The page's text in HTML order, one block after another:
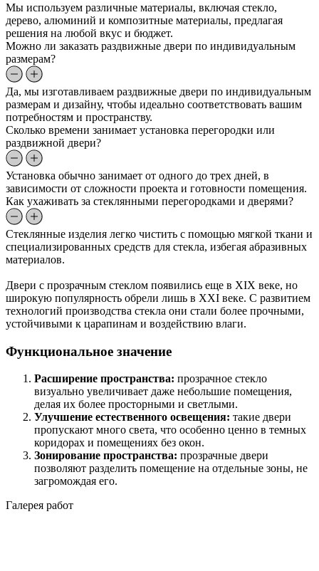
Мы используем различные материалы, включая стекло,
дерево, алюминий и композитные материалы, предлагая
решения на любой вкус и бюджет.
Можно ли заказать раздвижные двери по индивидуальным
размерам?
Да, мы изготавливаем раздвижные двери по индивидуальным
размерам и дизайну, чтобы идеально соответствовать вашим
потребностям и пространству.
Сколько времени занимает установка перегородки или
раздвижной двери?
Установка обычно занимает от одного до трех дней, в
зависимости от сложности проекта и готовности помещения.
Как ухаживать за стеклянными перегородками и дверями?
Стеклянные изделия легко чистить с помощью мягкой ткани и
специализированных средств для стекла, избегая абразивных
материалов.
Двери с прозрачным стеклом появились еще в XIX веке, но
широкую популярность обрели лишь в XXI веке. С развитием
технологий производства стекла они стали более прочными,
устойчивыми к царапинам и воздействию влаги.
Функциональное значение
Расширение пространства: прозрачное стекло
визуально увеличивает даже небольшие помещения,
делая их более просторными и светлыми.
Улучшение естественного освещения: такие двери
пропускают много света, что особенно ценно в темных
коридорах и помещениях без окон.
Зонирование пространства: прозрачные двери
позволяют разделить помещение на отдельные зоны, не
загромождая его.
Галерея работ